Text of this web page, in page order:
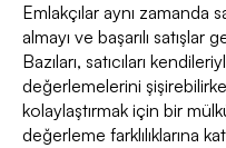
Emlakçılar aynı zamanda
almayı ve başarılı
Bazıları, satıcıları
değerlemelerini
kolaylaştırmak için bir
değerleme farklılıklarına